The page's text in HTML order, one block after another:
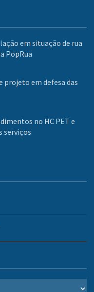
em situação de rua
PopRua
projeto em defesa das
no HC PET e
serviços